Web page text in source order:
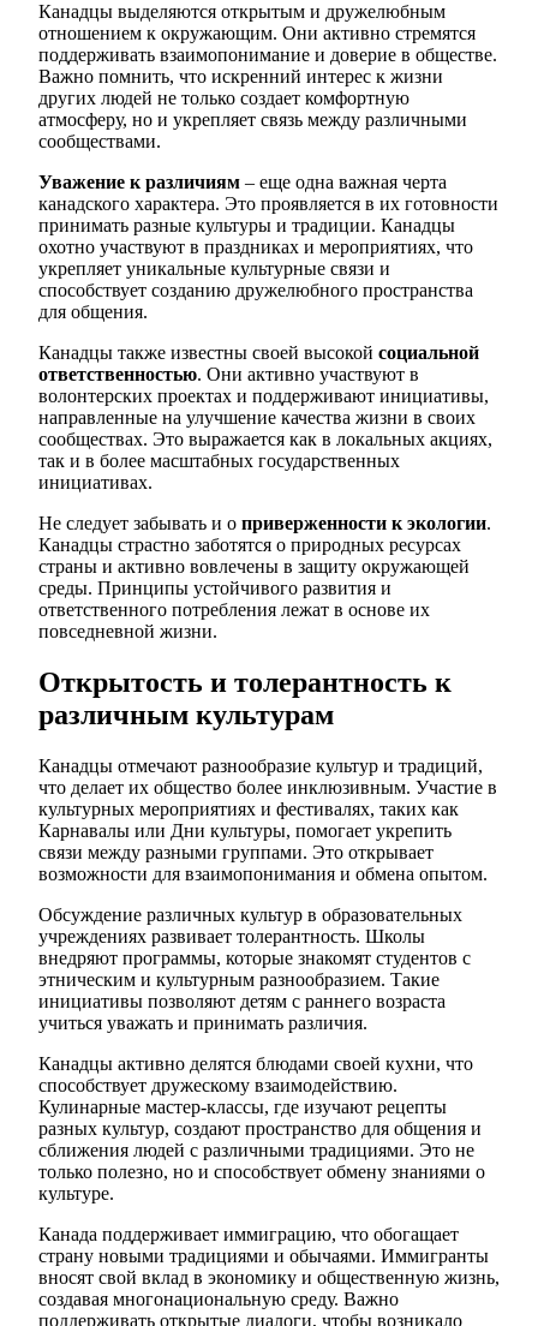
Канадцы выделяются открытым и дружелюбным
отношением к окружающим. Они активно стремятся
поддерживать взаимопонимание и доверие в обществе.
Важно помнить, что искренний интерес к жизни
других людей не только создает комфортную
атмосферу, но и укрепляет связь между различными
сообществами.
Уважение к различиям – еще одна важная черта
канадского характера. Это проявляется в их готовности
принимать разные культуры и традиции. Канадцы
охотно участвуют в праздниках и мероприятиях, что
укрепляет уникальные культурные связи и
способствует созданию дружелюбного пространства
для общения.
Канадцы также известны своей высокой социальной
ответственностью. Они активно участвуют в
волонтерских проектах и поддерживают инициативы,
направленные на улучшение качества жизни в своих
сообществах. Это выражается как в локальных акциях,
так и в более масштабных государственных
инициативах.
Не следует забывать и о приверженности к экологии.
Канадцы страстно заботятся о природных ресурсах
страны и активно вовлечены в защиту окружающей
среды. Принципы устойчивого развития и
ответственного потребления лежат в основе их
повседневной жизни.
Открытость и толерантность к
различным культурам
Канадцы отмечают разнообразие культур и традиций,
что делает их общество более инклюзивным. Участие в
культурных мероприятиях и фестивалях, таких как
Карнавалы или Дни культуры, помогает укрепить
связи между разными группами. Это открывает
возможности для взаимопонимания и обмена опытом.
Обсуждение различных культур в образовательных
учреждениях развивает толерантность. Школы
внедряют программы, которые знакомят студентов с
этническим и культурным разнообразием. Такие
инициативы позволяют детям с раннего возраста
учиться уважать и принимать различия.
Канадцы активно делятся блюдами своей кухни, что
способствует дружескому взаимодействию.
Кулинарные мастер-классы, где изучают рецепты
разных культур, создают пространство для общения и
сближения людей с различными традициями. Это не
только полезно, но и способствует обмену знаниями о
культуре.
Канада поддерживает иммиграцию, что обогащает
страну новыми традициями и обычаями. Иммигранты
вносят свой вклад в экономику и общественную жизнь,
создавая многонациональную среду. Важно
поддерживать открытые диалоги, чтобы возникало